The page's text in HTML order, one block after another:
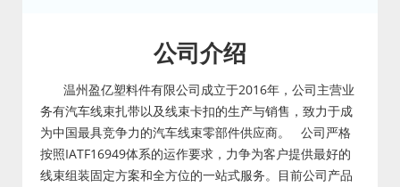
公司介绍
温州盈亿塑料件有限公司成立于2016年，公司主营业
务有汽车线束扎带以及线束卡扣的生产与销售，致力于成
为中国最具竞争力的汽车线束零部件供应商。 公司严格
按照IATF16949体系的运作要求，力争为客户提供最好的
线束组装固定方案和全方位的一站式服务。目前公司产品